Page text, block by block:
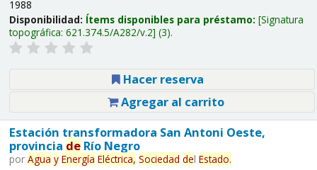
1988
Disponibilidad: Ítems disponibles para préstamo: Signatura
topográfica: 621.374.5/A282/v.2 (3).
Hacer reserva
Agregar al carrito
Estación transformadora San Antoni Oeste,
provincia deRío Negro
por Agua y Energía Eléctrica, Sociedad del Estado.